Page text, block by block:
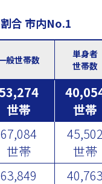
合 市内No.1
般世帯数
単身者
世帯数
世帯
世帯
67,084
世帯
45,502
世帯
63,849
40,763